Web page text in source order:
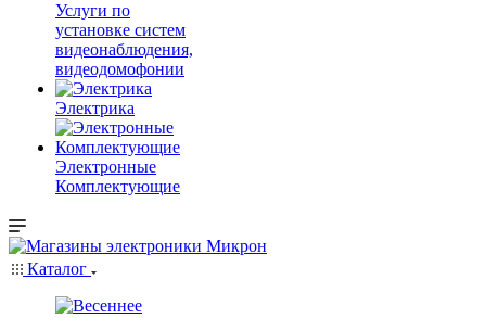
Услуги по
установке систем
видеонаблюдения,
видеодомофонии
Электрика
Электронные
Комплектующие
Каталог